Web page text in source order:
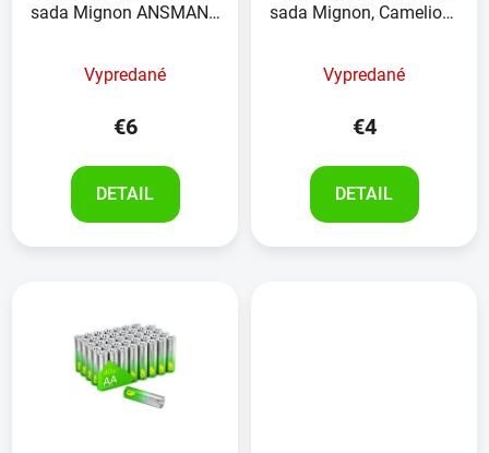
sada Mignon ANSMANN
Vypredané
€6
DETAIL
sada Mignon, Camelion ,
Vypredané
€4
DETAIL